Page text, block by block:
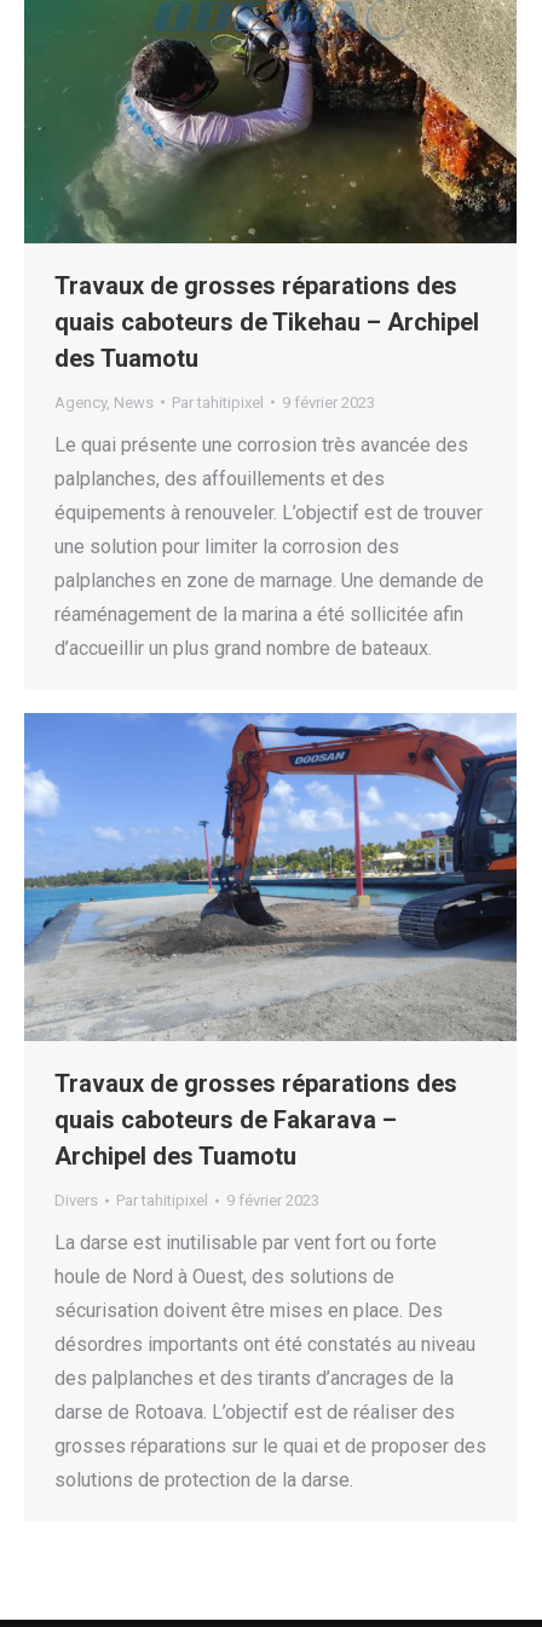
Travaux de grosses réparations des
quais caboteurs de Tikehau – Archipel
des Tuamotu
Agency, News Partahitipixel 9 février 2023
Le quai présente une corrosion très avancée des
palplanches, des affouillements et des
équipements à renouveler. L’objectif est de trouver
une solution pour limiter la corrosion des
palplanches en zone de marnage. Une demande de
réaménagement de la marina a été sollicitée afin
d’accueillir un plus grand nombre de bateaux.
Travaux de grosses réparations des
quais caboteurs de Fakarava –
Archipel des Tuamotu
Divers Partahitipixel 9 février 2023
La darse est inutilisable par vent fort ou forte
houle de Nord à Ouest, des solutions de
sécurisation doivent être mises en place. Des
désordres importants ont été constatés au niveau
des palplanches et des tirants d’ancrages de la
darse de Rotoava. L’objectif est de réaliser des
grosses réparations sur le quai et de proposer des
solutions de protection de la darse.